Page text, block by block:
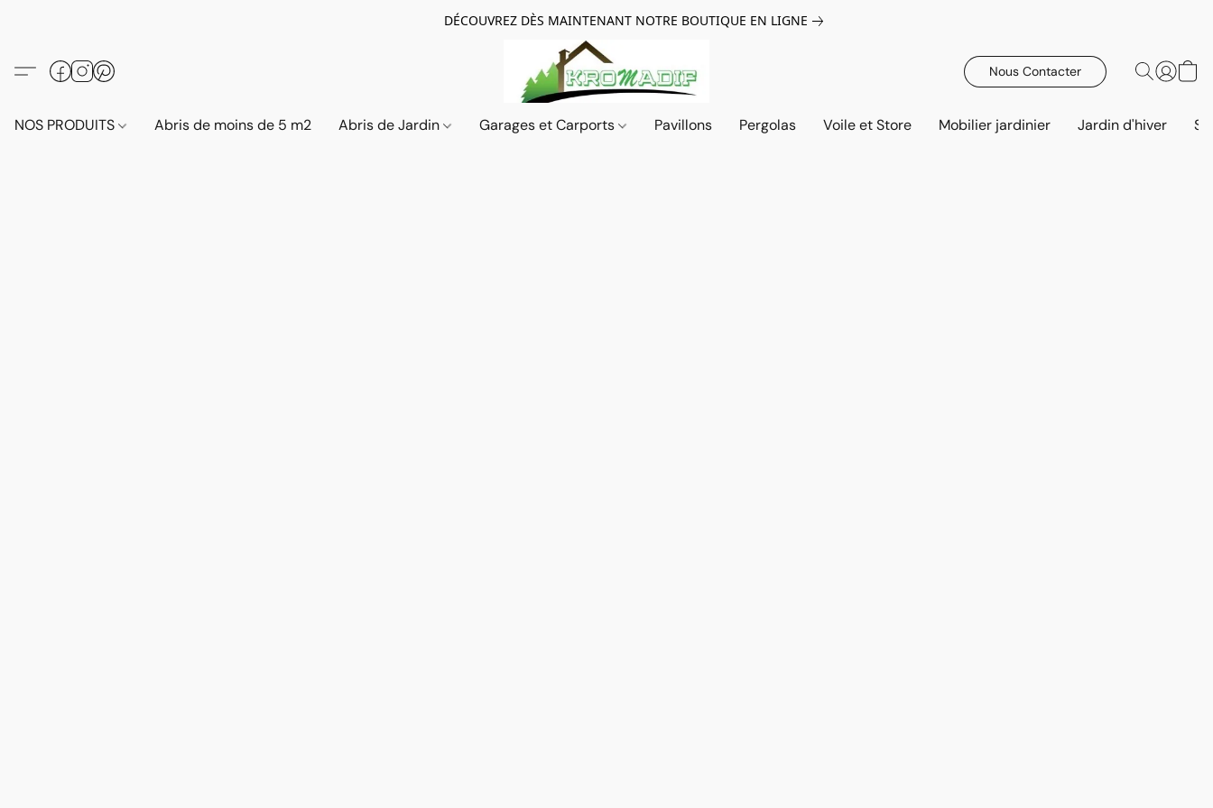
DÉCOUVREZ DÈS MAINTENANT NOTRE BOUTIQUE EN LIGNE
Nous Contacter
NOS PRODUITS Abris de moins de 5 m2 Abris de Jardin Garages et Carports Pavillons Pergolas Voile et Store Mobilier jardinier Jardin d'hiver